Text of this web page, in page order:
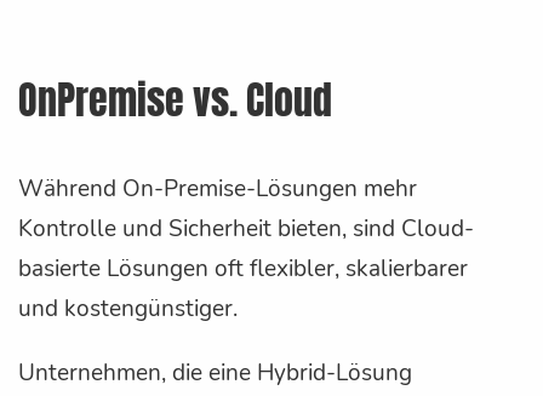
OnPremise vs. Cloud
Während On-Premise-Lösungen mehr
Kontrolle und Sicherheit bieten, sind Cloud-
basierte Lösungen oft flexibler, skalierbarer
und kostengünstiger.
Unternehmen, die eine Hybrid-Lösung